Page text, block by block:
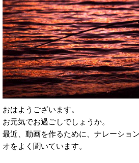
おはようございます。
お元気でお過ごしでしょうか。
最近、動画を作るために、ナレーショ
オをよく聞いています。